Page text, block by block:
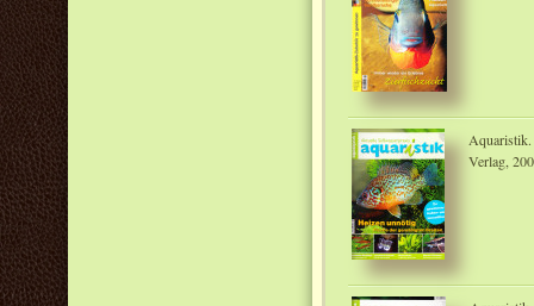
Verlag,